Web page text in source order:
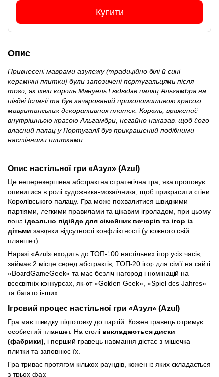
Купити
Опис
Привнесені маврами азулежу (традиційно білі й сині
керамічні плитки) були запозичені португальцями після
того, як їхній король Мануель І відвідав палац Альгамбра на
півдні Іспанії та був зачарований приголомшливою красою
мавританських декоративних плиток. Король, вражений
внутрішньою красою Альгамбри, негайно наказав, щоб його
власний палац у Португалії був прикрашений подібними
настінними плитками.
Опис настільної гри «Азул» (Azul)
Це неперевершена абстрактна стратегічна гра, яка пропонує
опинитися в ролі художника-мозаїчника, щоб прикрасити стіни
Королівського палацу. Гра може похвалитися швидкими
партіями, легкими правилами та цікавим ігроладом, при цьому
вона ідеально підійде для сімейних вечорів та ігор із
дітьми завдяки відсутності конфліктності (у кожного свій
планшет).
Наразі «Azul» входить до ТОП-100 настільних ігор усіх часів,
займає 2 місце серед абстрактів, ТОП-20 ігор для сім’ї на сайті
«BoardGameGeek» та має безліч нагород і номінацій на
всесвітніх конкурсах, як-от «Golden Geek», «Spiel des Jahres»
та багато інших.
Ігровий процес настільної гри «Азул» (Azul)
Гра має швидку підготовку до партій. Кожен гравець отримує
особистий планшет. На столі викладаються диски
(фабрики), і перший гравець навмання дістає з мішечка
плитки та заповнює їх.
Гра триває протягом кількох раундів, кожен із яких складається
з трьох фаз: